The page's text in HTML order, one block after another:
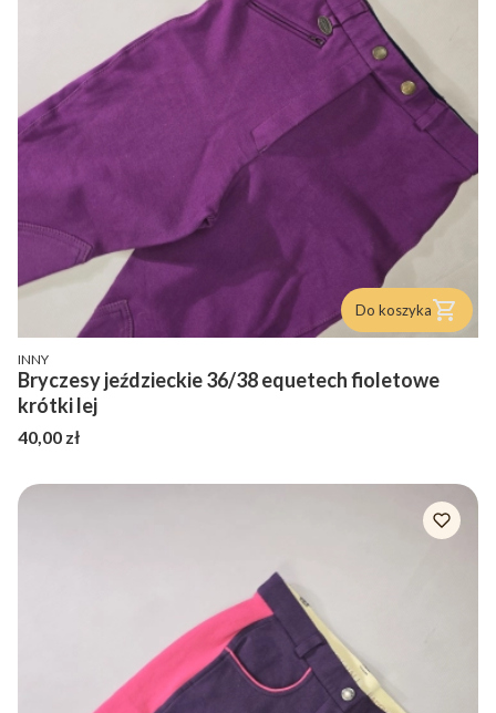
Do koszyka
PRODUCENT
INNY
Bryczesy jeździeckie 36/38 equetech fioletowe
krótki lej
Cena
40,00 zł